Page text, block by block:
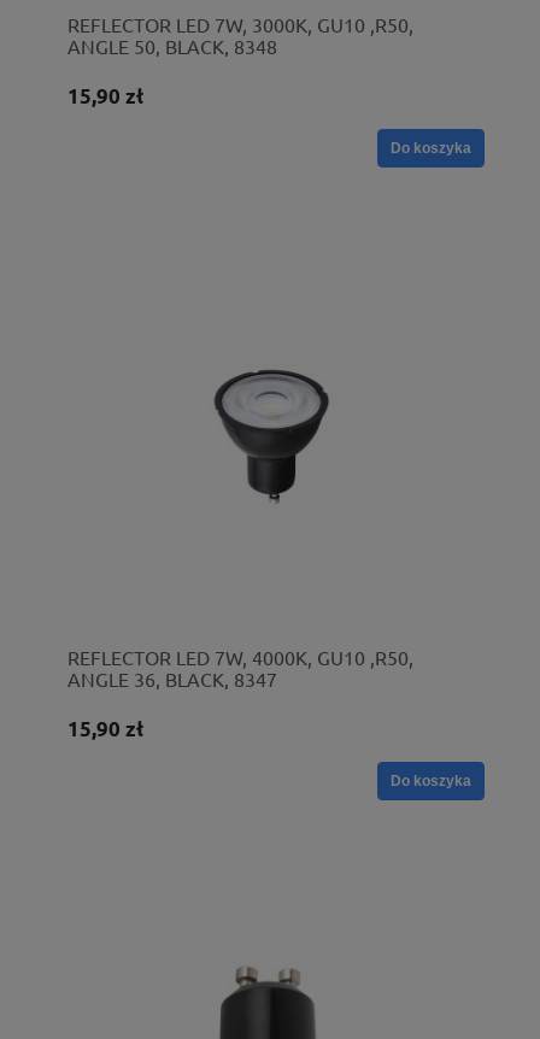
REFLECTOR LED 7W, 3000K, GU10 ,R50,
ANGLE 50, BLACK, 8348
15,90 zł
Do koszyka
REFLECTOR LED 7W, 4000K, GU10 ,R50,
ANGLE 36, BLACK, 8347
15,90 zł
Do koszyka